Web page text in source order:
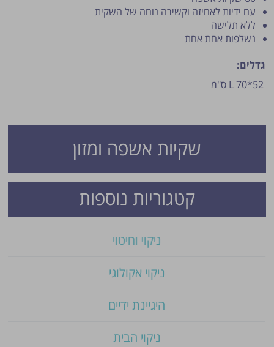
שקיות אשפה ומזון
עם ידיות לאחיזה וקשירה נוחה של השקית
ללא תלישה
נשלפות אחת אחת
גדלים:
L 70*52 ס"מ
קטגוריות נוספות
ניקוי וחיטוי
ניקוי אקולוגי
היגיינת ידיים
ניקוי הבית